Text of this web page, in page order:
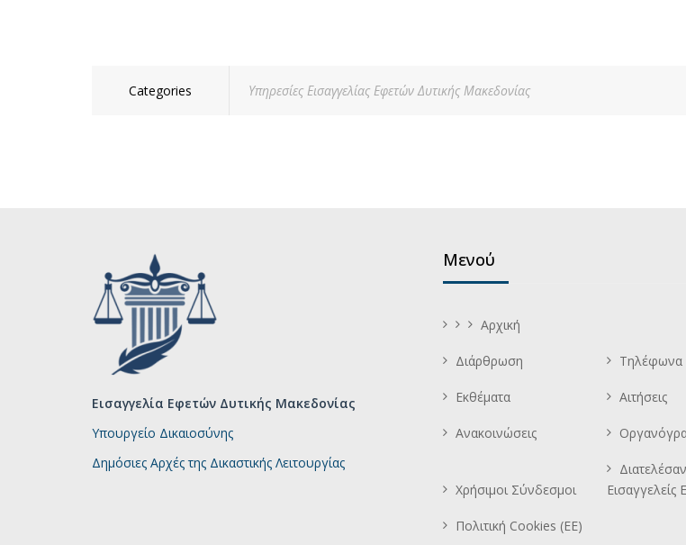
Categories Υπηρεσίες Εισαγγελίας Εφετών Δυτικής Μακεδονίας
Εισαγγελία Εφετών Δυτικής Μακεδονίας
Υπουργείο Δικαιοσύνης
Δημόσιες Αρχές της Δικαστικής Λειτουργίας
Μενού
Αρχική
Διάρθρωση Τηλέφωνα
Εκθέματα Αιτήσεις
Ανακοινώσεις
Χρήσιμοι Σύνδεσμοι
Εισαγγελείς
Πολιτική Cookies (ΕΕ)